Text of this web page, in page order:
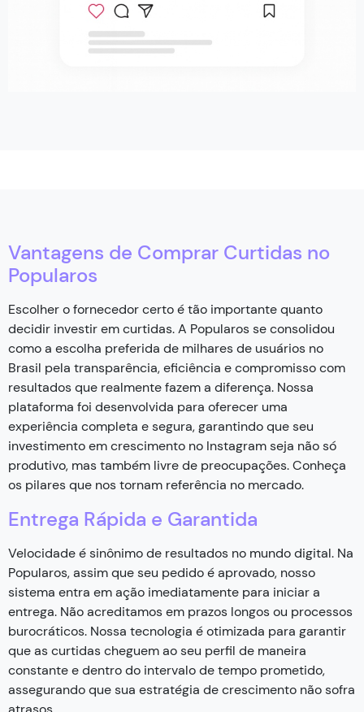
Vantagens de Comprar Curtidas no
Popularos
Escolher o fornecedor certo é tão importante quanto
decidir investir em curtidas. A Popularos se consolidou
como a escolha preferida de milhares de usuários no
Brasil pela transparência, eficiência e compromisso com
resultados que realmente fazem a diferença. Nossa
plataforma foi desenvolvida para oferecer uma
experiência completa e segura, garantindo que seu
investimento em crescimento no Instagram seja não só
produtivo, mas também livre de preocupações. Conheça
os pilares que nos tornam referência no mercado.
Entrega Rápida e Garantida
Velocidade é sinônimo de resultados no mundo digital. Na
Popularos, assim que seu pedido é aprovado, nosso
sistema entra em ação imediatamente para iniciar a
entrega. Não acreditamos em prazos longos ou processos
burocráticos. Nossa tecnologia é otimizada para garantir
que as curtidas cheguem ao seu perfil de maneira
constante e dentro do intervalo de tempo prometido,
assegurando que sua estratégia de crescimento não sofra